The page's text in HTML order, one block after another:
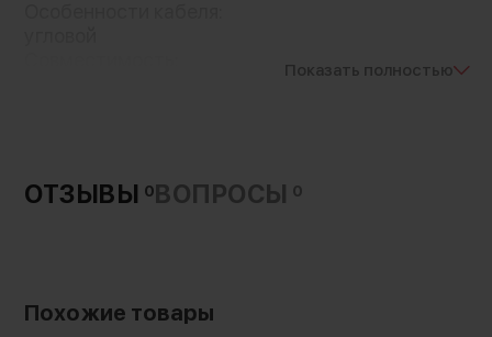
Panasonic GH4/GH5/GH5s, S1/S1R/S1H/S5II
20 г
Показать полностью
ОТЗЫВЫ 0ВОПРОСЫ 0
Похожие товары